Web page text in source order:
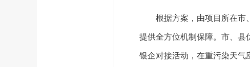
根据方案，由项目所在市、
提供全方位机制保障。市、县
银企对接活动，在重污染天气